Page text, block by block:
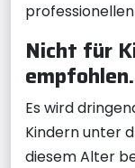
Nicht für
empfohlen.
Es wird
Kindern unter
diesem Alter